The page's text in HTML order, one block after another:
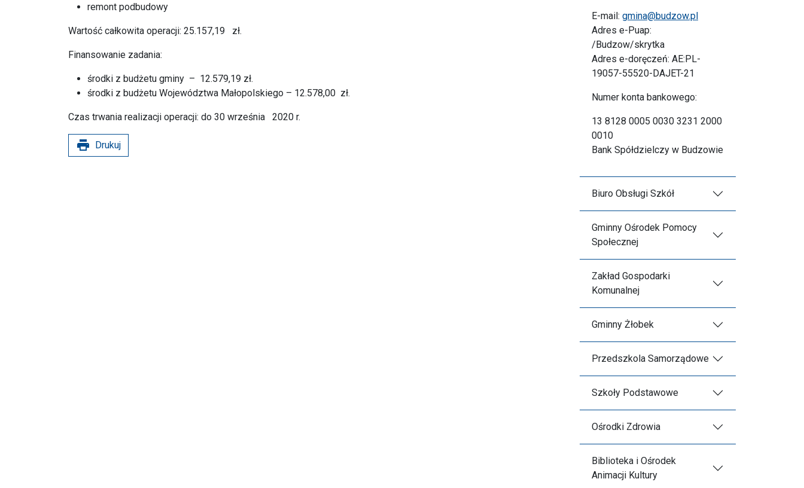
remont podbudowy
Wartość całkowita operacji: 25.157,19 zł.
Finansowanie zadania:
środki z budżetu gminy – 12.579,19 zł.
środki z budżetu Województwa Małopolskiego – 12.578,00 zł.
Czas trwania realizacji operacji: do 30 września 2020 r.
print Drukuj
E-mail: gmina@budzow.pl
Adres e-Puap:
/Budzow/skrytka
Adres e-doręczeń: AE:PL-
19057-55520-DAJET-21
Numer konta bankowego:
13 8128 0005 0030 3231 2000
0010
Bank Spółdzielczy w Budzowie
Biuro Obsługi Szkół
Gminny Ośrodek Pomocy
Społecznej
Zakład Gospodarki
Komunalnej
Gminny Żłobek
Przedszkola Samorządowe
Szkoły Podstawowe
Ośrodki Zdrowia
Biblioteka i Ośrodek
Animacji Kultury